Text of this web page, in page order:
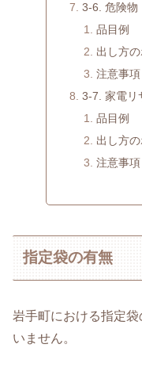
3-6. 危険物
品目例
出し方
注意事項
3-7. 家電リ
品目例
出し方
注意事項
指定袋の有無
岩手町における指定
いません。